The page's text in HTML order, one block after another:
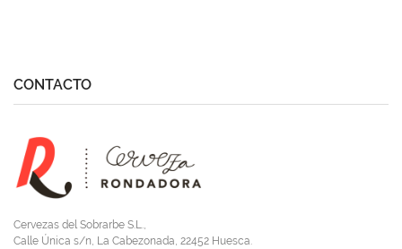
CONTACTO
Cervezas del Sobrarbe S.L.,
Calle Única s/n, La Cabezonada, 22452 Huesca.